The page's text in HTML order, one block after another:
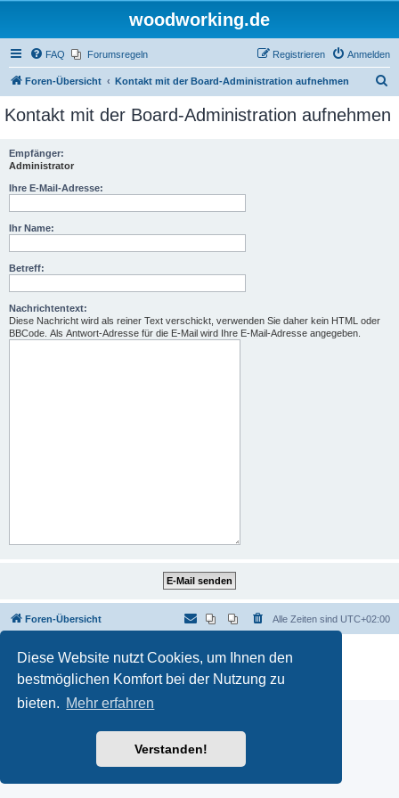
Diese Website nutzt Cookies, um Ihnen den
bestmöglichen Komfort bei der Nutzung zu
bieten. Mehr erfahren
Verstanden!
woodworking.de
FAQ Forumsregeln Anmelden
Registrieren
Foren-Übersicht Kontakt mit der Board-Administration aufnehmen
c
Kontakt mit der Board-Administration aufnehmen
Empfänger:
Administrator
Ihre E-Mail-Adresse:
Ihr Name:
Betreff:
Nachrichtentext:
Diese Nachricht wird als reiner Text verschickt, verwenden Sie daher kein HTML oder
BBCode. Als Antwort-Adresse für die E-Mail wird Ihre E-Mail-Adresse angegeben.
Foren-Übersicht Alle Zeiten sind UTC+02:00
Powered by phpBB
® Forum Software © phpBB Limited
Deutsche Übersetzung durch
Datenschutz|Nutzungsbedingungen